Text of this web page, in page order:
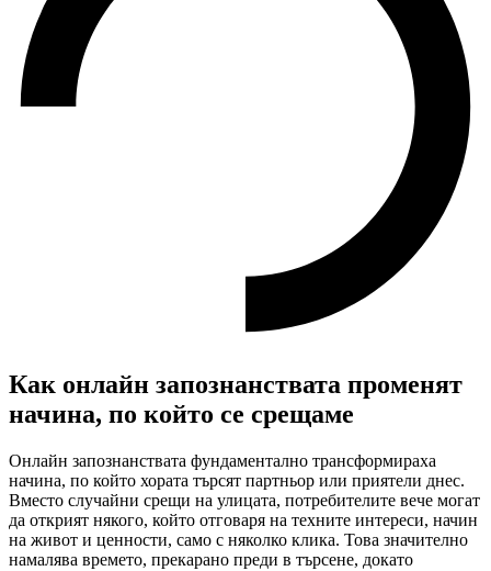
Как онлайн запознанствата променят
начина, по който се срещаме
Онлайн запознанствата фундаментално трансформираха
начина, по който хората търсят партньор или приятели днес.
Вместо случайни срещи на улицата, потребителите вече могат
да открият някого, който отговаря на техните интереси, начин
на живот и ценности, само с няколко клика. Това значително
намалява времето, прекарано преди в търсене, докато